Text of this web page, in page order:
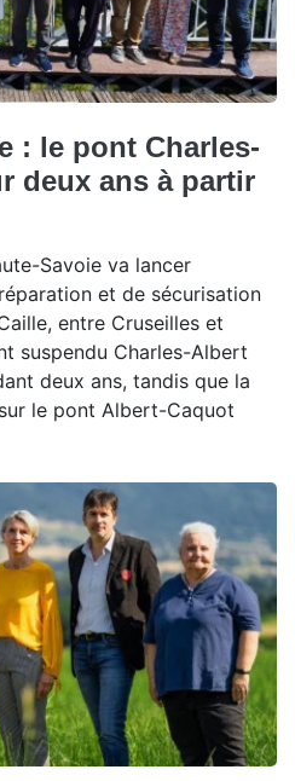
: le pont Charles-
deux ans à partir
Savoie va lancer
et de sécurisation
entre Cruseilles et
suspendu Charles-Albert
deux ans, tandis que la
le pont Albert-Caquot